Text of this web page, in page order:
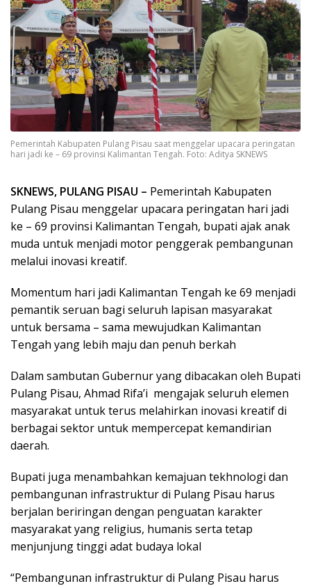
Pemerintah Kabupaten Pulang Pisau saat menggelar upacara peringatan
hari jadi ke – 69 provinsi Kalimantan Tengah. Foto: Aditya SKNEWS
SKNEWS, PULANG PISAU – Pemerintah Kabupaten
Pulang Pisau menggelar upacara peringatan hari jadi
ke – 69 provinsi Kalimantan Tengah, bupati ajak anak
muda untuk menjadi motor penggerak pembangunan
melalui inovasi kreatif.
Momentum hari jadi Kalimantan Tengah ke 69 menjadi
pemantik seruan bagi seluruh lapisan masyarakat
untuk bersama – sama mewujudkan Kalimantan
Tengah yang lebih maju dan penuh berkah
Dalam sambutan Gubernur yang dibacakan oleh Bupati
Pulang Pisau, Ahmad Rifa’i mengajak seluruh elemen
masyarakat untuk terus melahirkan inovasi kreatif di
berbagai sektor untuk mempercepat kemandirian
daerah.
Bupati juga menambahkan kemajuan tekhnologi dan
pembangunan infrastruktur di Pulang Pisau harus
berjalan beriringan dengan penguatan karakter
masyarakat yang religius, humanis serta tetap
menjunjung tinggi adat budaya lokal
“Pembangunan infrastruktur di Pulang Pisau harus